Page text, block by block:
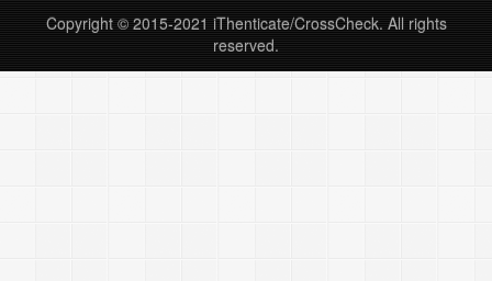
进行申请，因为服务费用通常基于用户的具体需
求，如账户类型、使用频率、……
Copyright © 2015-2021 iThenticate/CrossCheck. All rights
reserved.